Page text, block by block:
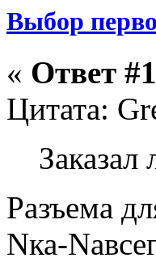
Выбор
« Ответ
Цитата:
Заказал
Разъема
Nка-